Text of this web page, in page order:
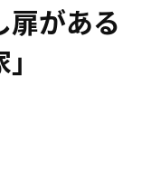
扉がある